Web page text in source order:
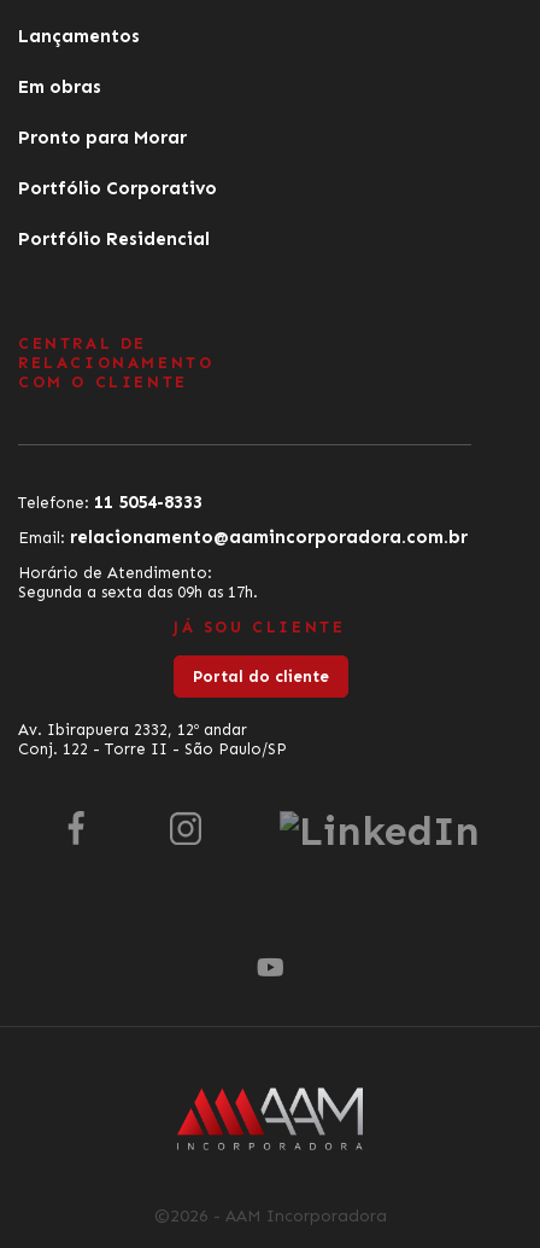
Lançamentos
Em obras
Pronto para Morar
Portfólio Corporativo
Portfólio Residencial
CENTRAL DE
RELACIONAMENTO
COM O CLIENTE
Telefone: 11 5054-8333
Email: relacionamento@aamincorporadora.com.br
Horário de Atendimento:
Segunda a sexta das 09h as 17h.
JÁ SOU CLIENTE
Portal do cliente
Av. Ibirapuera 2332, 12º andar
Conj. 122 - Torre II - São Paulo/SP
©2026 - AAM Incorporadora